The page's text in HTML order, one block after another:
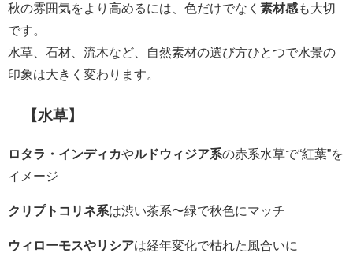
秋の雰囲気をより高めるには、色だけでなく 素材感も大切
です。
水草、石材、流木など、自然素材の選び方ひとつで水景の
印象は大きく変わります。
【水草】
ロタラ・インディカやルドウィジア系の赤系水草で“紅葉”を
イメージ
クリプトコリネ系は渋い茶系〜緑で秋色にマッチ
ウィローモスやリシアは経年変化で枯れた風合いに